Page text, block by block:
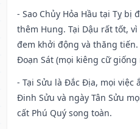
- Sao Chủy Hỏa Hầu tại Tỵ bị
thêm Hung. Tại Dậu rất tốt,
đem khởi động và thăng tiến.
Đoạn Sát (mọi kiêng cữ
- Tại Sửu là Đắc Địa, mọi việc
Đinh Sửu và ngày Tân Sửu
cất Phú Quý song toàn.